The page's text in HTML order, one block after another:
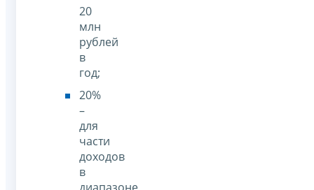
20
млн
рублей
в
год;
20%
–
для
части
доходов
в
диапазоне